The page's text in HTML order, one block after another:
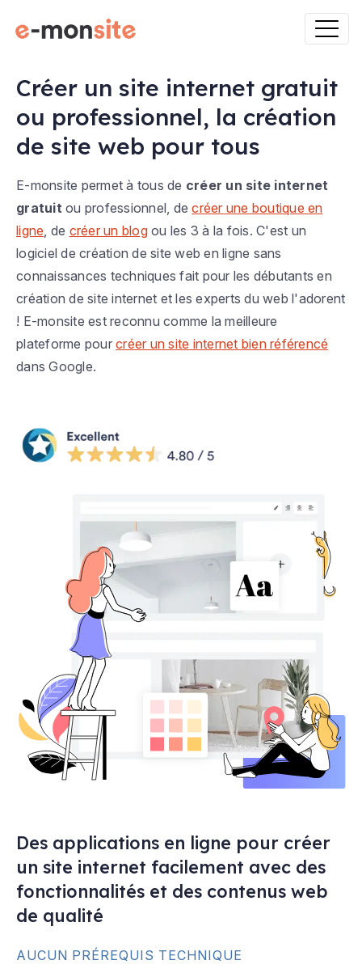
Créer un site internet gratuit
ou professionnel, la création
de site web pour tous
E-monsite permet à tous de créer un site internet
gratuit ou professionnel, decréer une boutique en
ligne , de créer un blogou les 3 à la fois. C'est un
logiciel de création de site web en ligne sans
connaissances techniques fait pour les débutants en
création de site internet et les experts du web l'adorent
! E-monsite est reconnu comme la meilleure
plateforme pour créer un site internet bien référencé
dans Google.
Des applications en ligne pour créer
un site internet facilement avec des
fonctionnalités et des contenus web
de qualité
AUCUN PRÉREQUIS TECHNIQUE